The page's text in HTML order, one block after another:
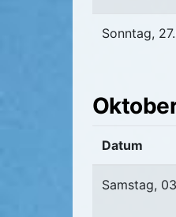
Sonntag,
Datum
Samstag,